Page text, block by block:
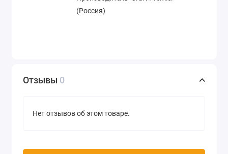
(Россия)
Отзывы 0
Нет отзывов об этом товаре.